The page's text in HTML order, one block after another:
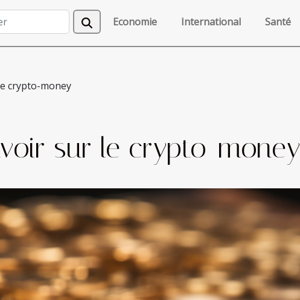
Economie International Santé
crypto-money
sur le crypto-money